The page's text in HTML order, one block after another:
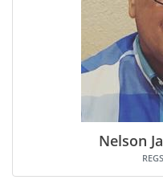
Nelson